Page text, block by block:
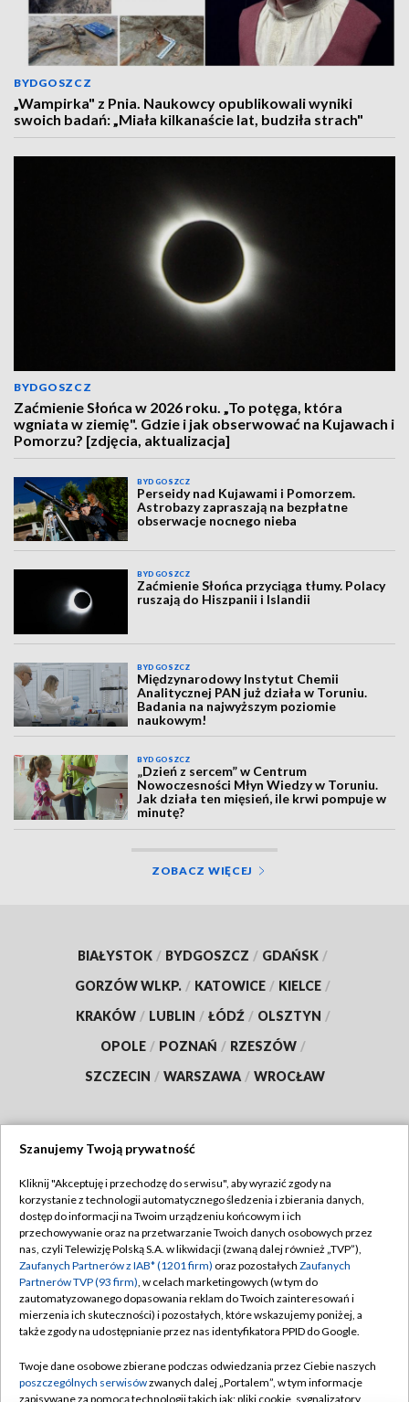
BYDGOSZCZ
„Wampirka" z Pnia. Naukowcy opublikowali wyniki
swoich badań: „Miała kilkanaście lat, budziła strach"
BYDGOSZCZ
Zaćmienie Słońca w 2026 roku. „To potęga, która
wgniata w ziemię". Gdzie i jak obserwować na Kujawach i
Pomorzu? [zdjęcia, aktualizacja]
BYDGOSZCZ
Perseidy nad Kujawami i Pomorzem.
Astrobazy zapraszają na bezpłatne
obserwacje nocnego nieba
BYDGOSZCZ
Zaćmienie Słońca przyciąga tłumy. Polacy
ruszają do Hiszpanii i Islandii
BYDGOSZCZ
Międzynarodowy Instytut Chemii
Analitycznej PAN już działa w Toruniu.
Badania na najwyższym poziomie
naukowym!
BYDGOSZCZ
„Dzień z sercem” w Centrum
Nowoczesności Młyn Wiedzy w Toruniu.
Jak działa ten mięsień, ile krwi pompuje w
minutę?
ZOBACZ WIĘCEJ
BIAŁYSTOK / BYDGOSZCZ / GDAŃSK /
GORZÓW WLKP. / KATOWICE / KIELCE /
KRAKÓW / LUBLIN / ŁÓDŹ / OLSZTYN /
OPOLE / POZNAŃ / RZESZÓW /
SZCZECIN / WARSZAWA / WROCŁAW
TVP
Abonament TVP
Emisja w TVP
Centrum informacji TVP
Naziemna Telewizja Cyfrowa
Rada Programowa
Regulamin TVP
Polityka prywatności
Moje zgody
Pomoc
Kontakt
Szanujemy Twoją prywatność
Kliknij "Akceptuję i przechodzę do serwisu", aby wyrazić zgody na
korzystanie z technologii automatycznego śledzenia i zbierania danych,
dostęp do informacji na Twoim urządzeniu końcowym i ich
przechowywanie oraz na przetwarzanie Twoich danych osobowych przez
nas, czyli Telewizję Polską S.A. w likwidacji (zwaną dalej również „TVP”),
Zaufanych Partnerów z IAB* (1201 firm) oraz pozostałych Zaufanych
Partnerów TVP (93 firm), w celach marketingowych (w tym do
zautomatyzowanego dopasowania reklam do Twoich zainteresowań i
mierzenia ich skuteczności) i pozostałych, które wskazujemy poniżej, a
także zgody na udostępnianie przez nas identyfikatora PPID do Google.
Twoje dane osobowe zbierane podczas odwiedzania przez Ciebie naszych
poszczególnych serwisówzwanych dalej „Portalem”, w tym informacje
zapisywane za pomocą technologii takich jak: pliki cookie, sygnalizatory